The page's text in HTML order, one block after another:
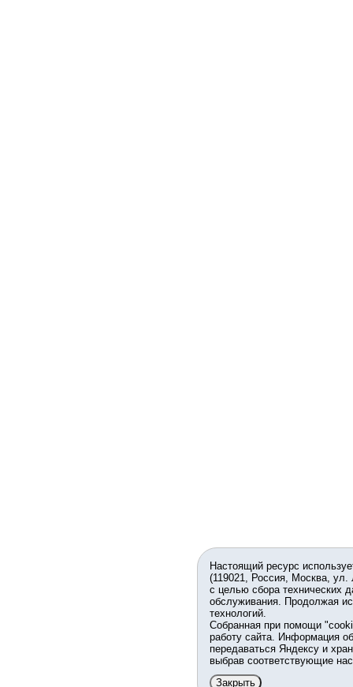
Настоящий ресурс
(119021, Россия, Москва,
с целью сбора технических
обслуживания. Продолжая
технологий.
Собранная при помощи
работу сайта. Информация
передаваться Яндексу и
выбрав соответствующие
Закрыть